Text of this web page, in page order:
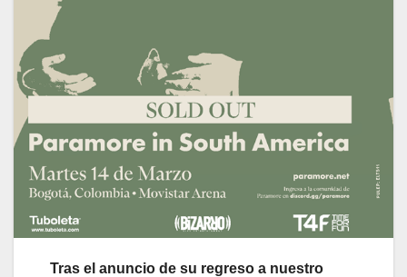
Tras el anuncio de su regreso a nuestro